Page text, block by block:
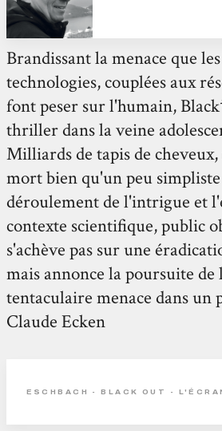
Brandissant la menace que
technologies, couplées aux
font peser sur l'humain,
thriller dans la veine
Milliards de tapis de cheveux,
mort bien qu'un peu simpliste
déroulement de l'intrigue et
contexte scientifique, public
s'achève pas sur une
mais annonce la poursuite
tentaculaire menace dans un
Claude Ecken
ESCHBACH - BLACK OUT -